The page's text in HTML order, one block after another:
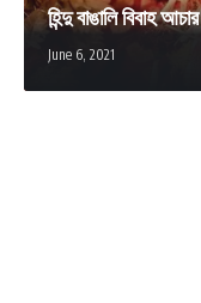
হিন্দু বাঙালি বিবাহ আচার
June 6, 2021